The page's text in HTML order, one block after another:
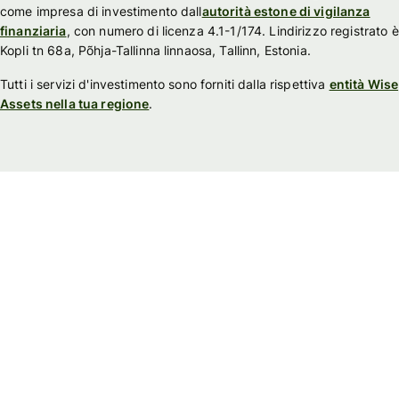
come impresa di investimento dallautorità estone di vigilanza
finanziaria, con numero di licenza 4.1-1/174. Lindirizzo registrato è
Kopli tn 68a, Põhja-Tallinna linnaosa, Tallinn, Estonia.
Tutti i servizi d'investimento sono forniti dalla rispettiva entità Wise
Assets nella tua regione.